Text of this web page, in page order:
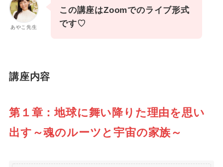
あやこ先生
この講座はZoomでのライブ形式
です♡
講座内容
第１章：地球に舞い降りた理由を思い
出す～魂のルーツと宇宙の家族～